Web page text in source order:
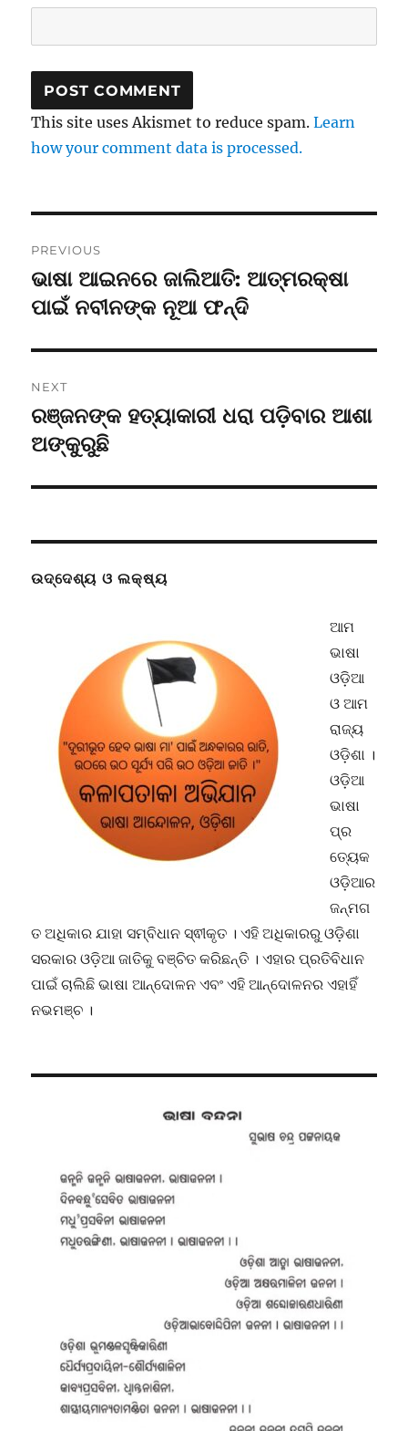
This site uses Akismet to reduce spam.Learn
how your comment data is processed.
navigation
PREVIOUS
Previous
post:
ଭାଷା ଆଇନରେ ଜାଲିଆତି: ଆତ୍ମରକ୍ଷା
ପାଇଁ ନବୀନଙ୍କ ନୂଆ ଫନ୍ଦି
NEXT
Next
post:
ରଞ୍ଜନଙ୍କ ହତ୍ୟାକାରୀ ଧରା ପଡ଼ିବାର ଆଶା
ଅଙ୍କୁରୁଛି
ଉଦ୍ଦେଶ୍ୟ ଓ ଲକ୍ଷ୍ୟ
ଆମ
ଭାଷା
ଓଡ଼ିଆ
ଓ ଆମ
ରାଜ୍ୟ
ଓଡ଼ିଶା ।
ଓଡ଼ିଆ
ଭାଷା
ପ୍ର
ତ୍ୟେକ
ଓଡ଼ିଆର
ଜନ୍ମଗ
ତ ଅଧିକାର ଯାହା ସମ୍ବିଧାନ ସ୍ଵୀକୃତ । ଏହି ଅଧିକାରରୁ ଓଡ଼ିଶା
ସରକାର ଓଡ଼ିଆ ଜାତିକୁ ବଞ୍ଚିତ କରିଛନ୍ତି । ଏହାର ପ୍ରତିବିଧାନ
ପାଇଁ ଚାଲିଛି ଭାଷା ଆନ୍ଦୋଳନ ଏବଂ ଏହି ଆନ୍ଦୋଳନର ଏହାହିଁ
ନଭମଞ୍ଚ ।